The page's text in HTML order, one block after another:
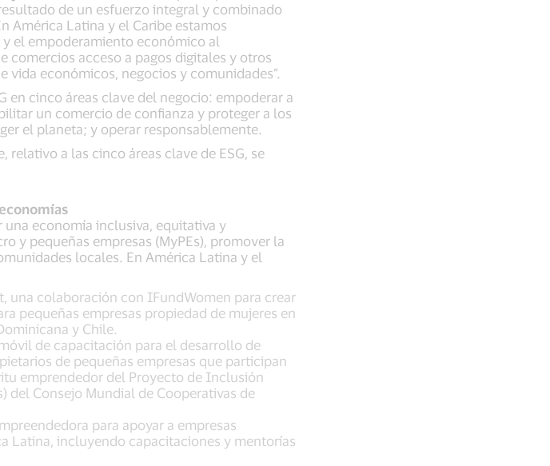
de un esfuerzo integral y combinado
América Latina y el Caribe estamos
el empoderamiento económico al
comercios acceso a pagos digitales y otros
vida económicos, negocios y comunidades”.
en cinco áreas clave del negocio: empoderar a
un comercio de confianza y proteger a los
el planeta; y operar responsablemente.
a las cinco áreas clave de ESG, se
economía inclusiva, equitativa y
y pequeñas empresas (MyPEs), promover la
locales. En América Latina y el
una colaboración con IFundWomen para crear
pequeñas empresas propiedad de mujeres en
y Chile.
de capacitación para el desarrollo de
de pequeñas empresas que participan
emprendedor del Proyecto de Inclusión
del Consejo Mundial de Cooperativas de
para apoyar a empresas
Latina, incluyendo capacitaciones y mentorías